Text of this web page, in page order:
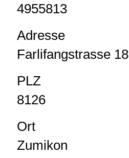
4955813
Adresse
Farlifangstrasse 18
PLZ
8126
Ort
Zumikon